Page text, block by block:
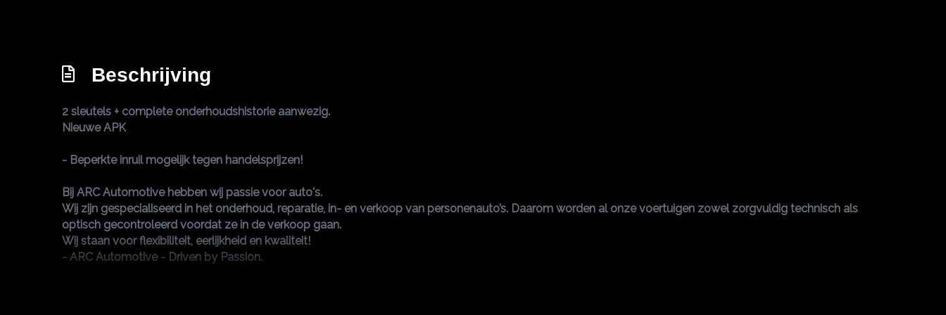
Elektronisch sper differentieel
Elektronisch stabiliteits programma
Elektronische remkrachtverdeling
Hoofd airbag(s) voor
Passagiersairbag
Vervolgbotsing preventie
Zij airbag(s) voor
Beschrijving
2 sleutels + complete onderhoudshistorie aanwezig.
Nieuwe APK
- Beperkte inruil mogelijk tegen handelsprijzen!
Bij ARC Automotive hebben wij passie voor auto's.
Wij zijn gespecialiseerd in het onderhoud, reparatie, in- en verkoop van personenauto’s. Daarom worden al onze voertuigen zowel zorgvuldig technisch als
optisch gecontroleerd voordat ze in de verkoop gaan.
Wij staan voor flexibiliteit, eerlijkheid en kwaliteit!
- ARC Automotive - Driven by Passion.